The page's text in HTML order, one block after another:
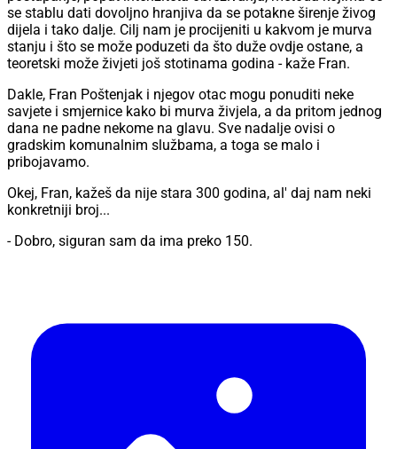
se stablu dati dovoljno hranjiva da se potakne širenje živog
dijela i tako dalje. Cilj nam je procijeniti u kakvom je murva
stanju i što se može poduzeti da što duže ovdje ostane, a
teoretski može živjeti još stotinama godina - kaže Fran.
Dakle, Fran Poštenjak i njegov otac mogu ponuditi neke
savjete i smjernice kako bi murva živjela, a da pritom jednog
dana ne padne nekome na glavu. Sve nadalje ovisi o
gradskim komunalnim službama, a toga se malo i
pribojavamo.
Okej, Fran, kažeš da nije stara 300 godina, al' daj nam neki
konkretniji broj...
- Dobro, siguran sam da ima preko 150.